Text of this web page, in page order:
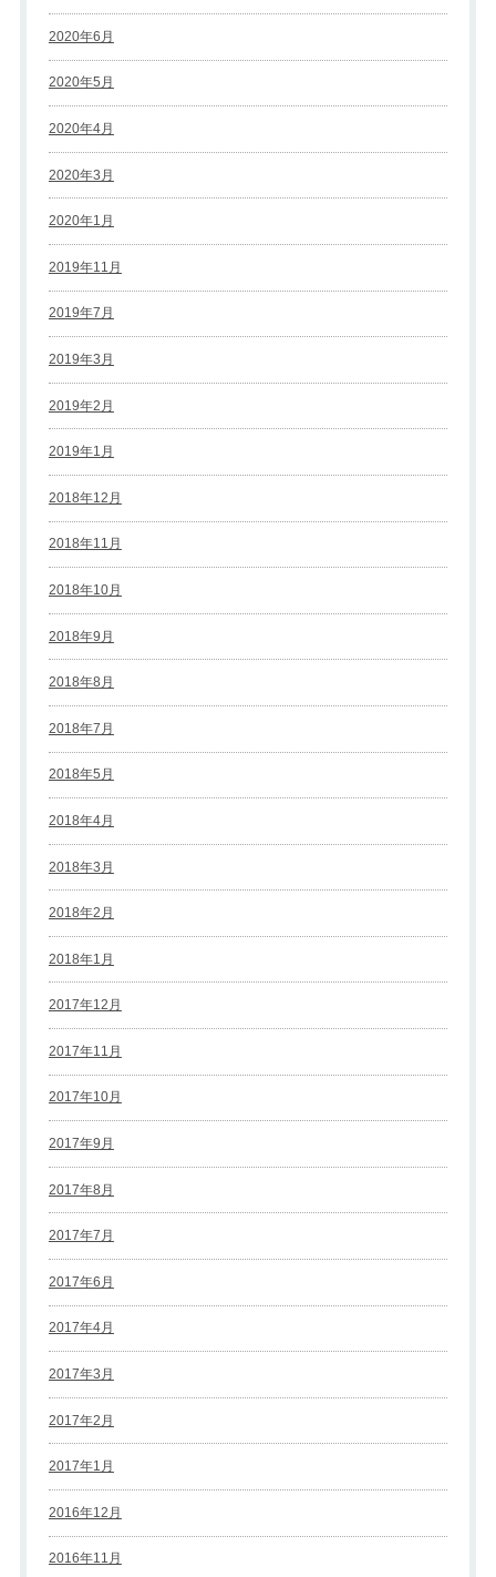
2020年6月
2020年5月
2020年4月
2020年3月
2020年1月
2019年11月
2019年7月
2019年3月
2019年2月
2019年1月
2018年12月
2018年11月
2018年10月
2018年9月
2018年8月
2018年7月
2018年5月
2018年4月
2018年3月
2018年2月
2018年1月
2017年12月
2017年11月
2017年10月
2017年9月
2017年8月
2017年7月
2017年6月
2017年4月
2017年3月
2017年2月
2017年1月
2016年12月
2016年11月